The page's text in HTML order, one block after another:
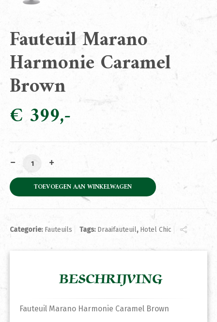
Fauteuil Marano
Harmonie Caramel
Brown
€ 399
Fauteuil Marano Harmonie Caramel Brown aantal
TOEVOEGEN AAN WINKELWAGEN
Categorie: Fauteuils Tags: Draaifauteuil, Hotel Chic
BESCHRIJVING
Fauteuil Marano Harmonie Caramel Brown